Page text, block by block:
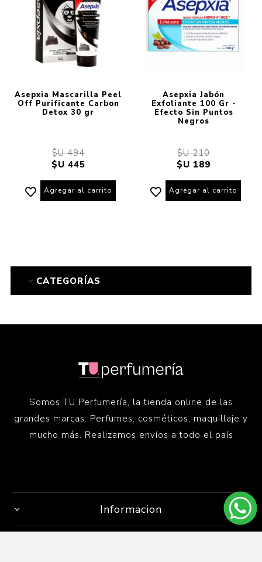
Asepxia Mascarilla Peel
Off Purificante Carbon
Detox 30 gr
$U 494
$U 445
Agregar al carrito
Asepxia Jabón
Exfoliante 100 Gr -
Efecto Sin Puntos
Negros
$U 210
$U 189
Agregar al carrito
CATEGORÍAS
Somos TU Perfumería, la tienda online de las
grandes marcas. Perfumes, cosméticos, maquillaje y
mucho más. Realizamos envíos a todo el país
Informacion